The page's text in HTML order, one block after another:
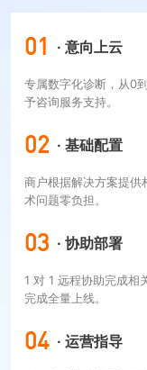
01 · 意向上云
专属数字化诊断，从0
予咨询服务支持。
02 · 基础配置
商户根据解决方案提
术问题零负担。
03 · 协助部署
1 对 1 远程协助完成相
完成全量上线。
04 · 运营指导